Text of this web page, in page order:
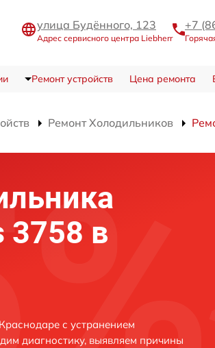
улица Будённого, 123
Адрес сервисного центра Liebherr
+7
Ремонт устройств Цена ремонта
Ремонт Холодильников
3758 в
с устранением
диагностику, выявляем причины